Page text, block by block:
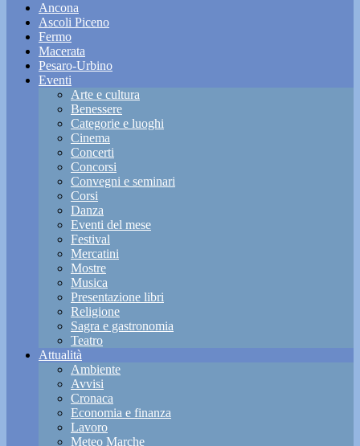
Ancona
Ascoli Piceno
Fermo
Macerata
Pesaro-Urbino
Eventi
Arte e cultura
Benessere
Categorie e luoghi
Cinema
Concerti
Concorsi
Convegni e seminari
Corsi
Danza
Eventi del mese
Festival
Mercatini
Mostre
Musica
Presentazione libri
Religione
Sagra e gastronomia
Teatro
Attualità
Ambiente
Avvisi
Cronaca
Economia e finanza
Lavoro
Meteo Marche